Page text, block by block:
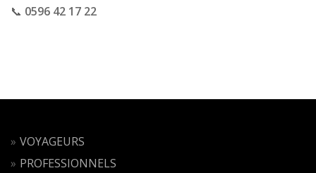
📞 0596 42 17 22
VOYAGEURS
PROFESSIONNELS